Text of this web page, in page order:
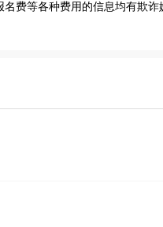
费等各种费用的信息均有欺诈